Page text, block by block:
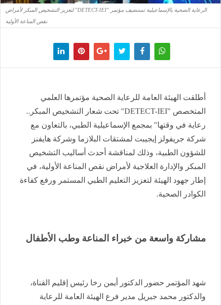
الرعاية الصحية بالإسماعيلية تستضيف مؤتمر "DETECT-IEI" لتعزيز التشخيص المبكر لأمراض
نقص المناعة الأولية
أطلقت الهيئة العامة للرعاية الصحية مؤتمرها العلمي
المتخصص "DETECT-IEI" تحت شعار التشخيص المبكر..
رعاية في وقتها" بمجمع الإسماعيلية الطبي، بالتعاون مع
شركة جريفولز إيجيبت لمشتقات البلازما وشركة هايفنز
للشؤون الطبية، وذلك لمناقشة أحدث أساليب التشخيص
المبكر والإدارة العلاجية لأمراض نقص المناعة الأولية، في
إطار جهود الهيئة لتعزيز التعليم الطبي المستمر ورفع كفاءة
الكوادر الصحية.
مشاركة واسعة من خبراء المناعة وطب الأطفال
شهد المؤتمر حضور الدكتور أيمن رخا رئيس إقليم القناة،
والدكتور محمد جبريل مدير فرع الهيئة العامة للرعاية